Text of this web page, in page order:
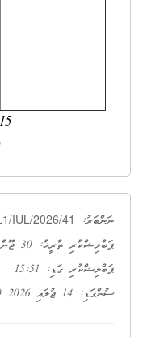
15 މުޙައްރަމް 1448
ނަންބަރު: IUL/2026/41
ޕަބްލިޝްކުރި ތާރީޚު: 30 ޖޫން 2026
ޕަބްލިޝްކުރި ގަޑި: 15:51
ސުންގަޑި: 14 ޖުލައި 2026 16:00